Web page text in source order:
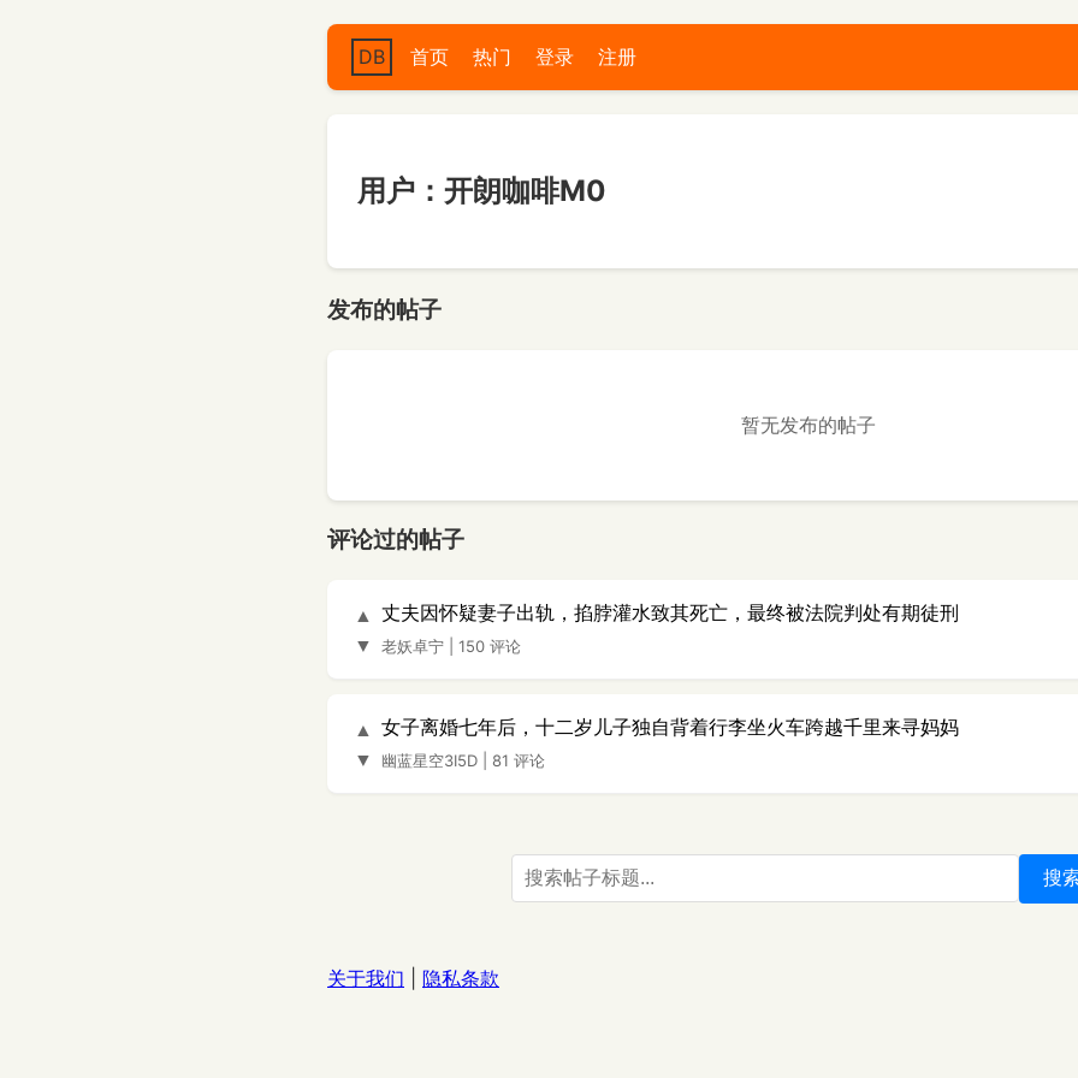
DB 首页 热门 登录 注册
用户：开朗咖啡M0
发布的帖子
暂无发布的帖子
评论过的帖子
▲
▼
丈夫因怀疑妻子出轨，掐脖灌水致其死亡，最终被法院判处有期徒刑
老妖卓宁 150 评论
▲
▼
女子离婚七年后，十二岁儿子独自背着行李坐火车跨越千里来寻妈妈
幽蓝星空3I5D 81 评论
搜
关于我们 隐私条款